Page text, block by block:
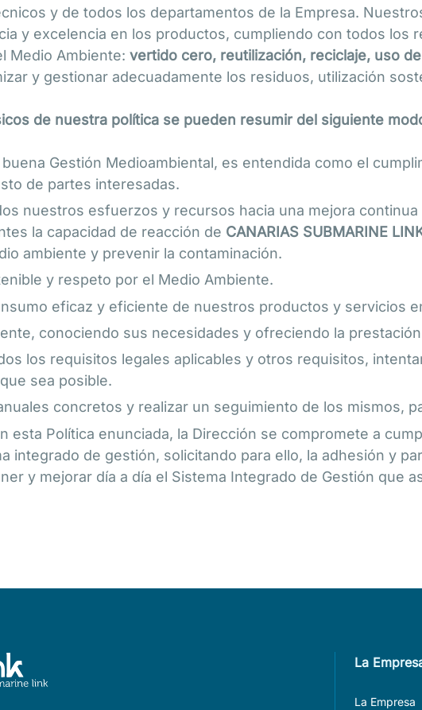
y de todos los departamentos de la Empresa.
y excelencia en los productos, cumpliendo con todos
Medio Ambiente: vertido cero, reutilización, reciclaje, uso
y gestionar adecuadamente los residuos, utilización
de nuestra política se pueden resumir del siguiente
buena Gestión Medioambiental, es entendida como el
de partes interesadas.
nuestros esfuerzos y recursos hacia una mejora
la capacidad de reacción de CANARIAS SUBMARINE
ambiente y prevenir la contaminación.
y respeto por el Medio Ambiente.
eficaz y eficiente de nuestros productos y servicios
conociendo sus necesidades y ofreciendo la
los requisitos legales aplicables y otros requisitos,
sea posible.
concretos y realizar un seguimiento de los mismos,
esta Política enunciada, la Dirección se compromete a
integrado de gestión, solicitando para ello, la adhesión y
y mejorar día a día el Sistema Integrado de Gestión que
La
La Empresa